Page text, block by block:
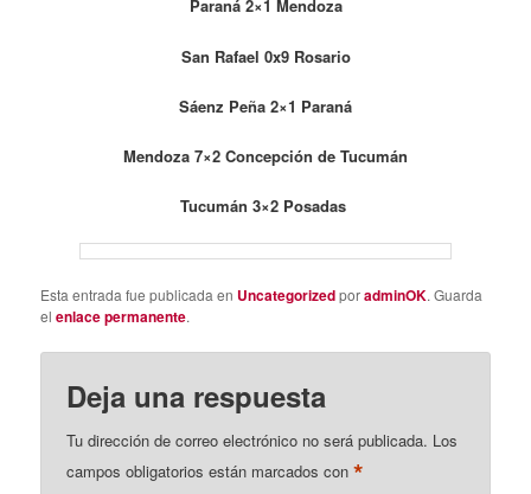
Paraná 2×1 Mendoza
San Rafael 0x9 Rosario
Sáenz Peña 2×1 Paraná
Mendoza 7×2 Concepción de Tucumán
Tucumán 3×2 Posadas
Esta entrada fue publicada en UncategorizedporadminOK. Guarda
elenlace permanente.
Deja una respuesta
Tu dirección de correo electrónico no será publicada. Los
campos obligatorios están marcados con*